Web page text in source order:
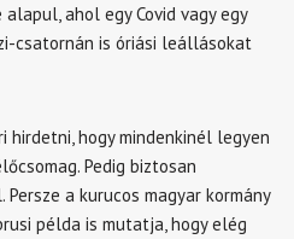
ahol egy Covid vagy egy
csatornán is óriási leállásokat
hirdetni, hogy mindenkinél legyen
Pedig biztosan
a kurucos magyar kormány
példa is mutatja, hogy elég